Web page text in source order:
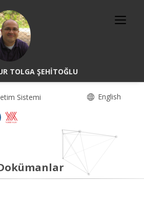
TOLGA ŞEHİTOĞLU
Sistemi English